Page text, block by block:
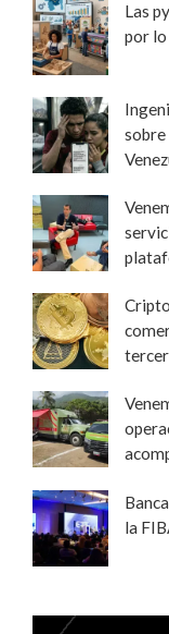
Las
por lo
sobre
la